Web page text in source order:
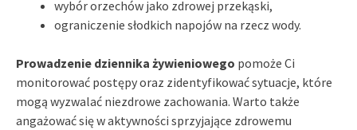
wybór orzechów jako zdrowej przekąski,
ograniczenie słodkich napojów na rzecz wody.
Prowadzenie dziennika żywieniowego pomoże Ci
monitorować postępy oraz zidentyfikować sytuacje, które
mogą wyzwalać niezdrowe zachowania. Warto także
angażować się w aktywności sprzyjające zdrowemu